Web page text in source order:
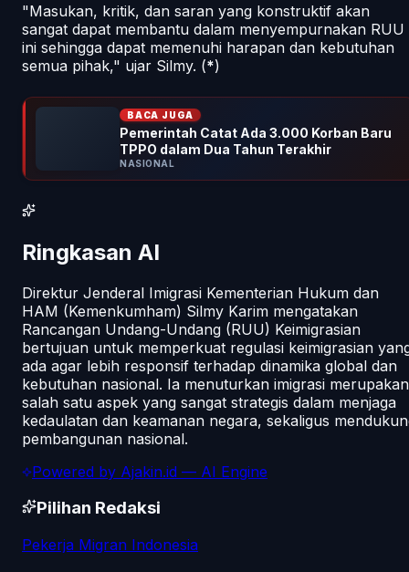
"Masukan, kritik, dan saran yang konstruktif akan
sangat dapat membantu dalam menyempurnakan RUU
ini sehingga dapat memenuhi harapan dan kebutuhan
semua pihak," ujar Silmy. (*)
BACA JUGA
Pemerintah Catat Ada 3.000 Korban Baru
TPPO dalam Dua Tahun Terakhir
NASIONAL
Ringkasan AI
Direktur Jenderal Imigrasi Kementerian Hukum dan
HAM (Kemenkumham) Silmy Karim mengatakan
Rancangan Undang-Undang (RUU) Keimigrasian
bertujuan untuk memperkuat regulasi keimigrasian
ada agar lebih responsif terhadap dinamika global dan
kebutuhan nasional. Ia menuturkan imigrasi merupakan
salah satu aspek yang sangat strategis dalam menjaga
kedaulatan dan keamanan negara, sekaligus
pembangunan nasional.
Powered by Ajakin.id — AI Engine
Pilihan Redaksi
Pekerja Migran Indonesia